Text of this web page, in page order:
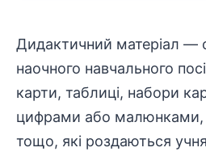
Дидактичний матеріал —
наочного навчального
карти, таблиці, набори
цифрами або малюнками,
тощо, які роздаються